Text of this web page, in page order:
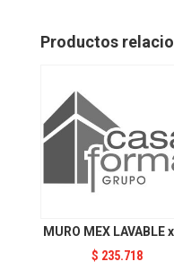
Productos
MURO MEX LAVABLE
$ 235.718